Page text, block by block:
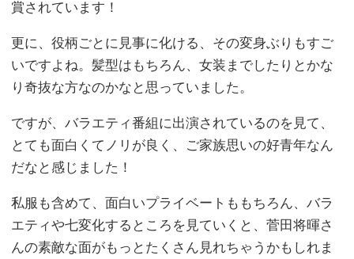
賞されています！
更に、役柄ごとに見事に化ける、その変身ぶりもすご
いですよね。髪型はもちろん、女装までしたりとかな
り奇抜な方なのかなと思っていました。
ですが、バラエティ番組に出演されているのを見て、
とても面白くてノリが良く、ご家族思いの好青年なん
だなと感じました！
私服も含めて、面白いプライベートももちろん、バラ
エティや七変化するところを見ていくと、菅田将暉さ
んの素敵な面がもっとたくさん見れちゃうかもしれま